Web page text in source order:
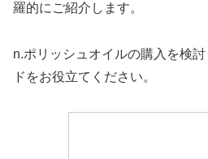
羅的にご紹介します。
n.ポリッシュオイルの購入を検
ドをお役立てください。